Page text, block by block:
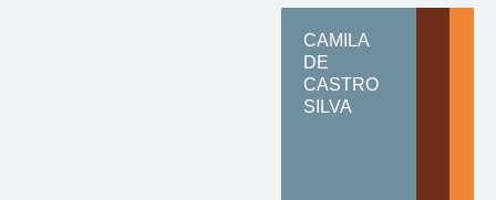
CAMILA
DE
CASTRO
SILVA